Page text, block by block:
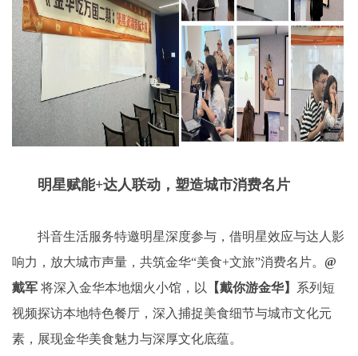
明星赋能+达人联动，塑造城市消费名片
抖音生活服务特邀明星深度参与，借明星效应与达人影
响力，放大城市声量，共筑金华“美食+文旅”消费名片。 @
戴军 将深入金华本地烟火小馆，以 【戴你游金华】 系列短
视频探访本地特色餐厅，深入捕捉美食细节与城市文化元
素，展现金华美食魅力与深厚文化底蕴。